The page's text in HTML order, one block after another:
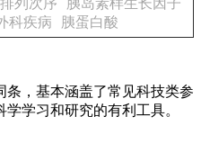
列次序
胰岛素样生长因子
科疾病 胰蛋白酸
条，基本涵盖了常见科技类参
学习和研究的有利工具。